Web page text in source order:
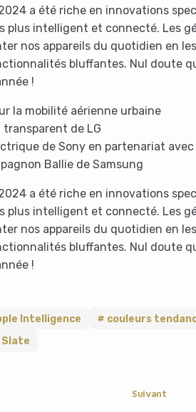
a été riche en innovations
plus intelligent et connecté. Les
nos appareils du quotidien en
bluffantes. Nul doute
!
la mobilité aérienne urbaine
de LG
de Sony en partenariat avec
Ballie de Samsung
a été riche en innovations
plus intelligent et connecté. Les
nos appareils du quotidien en
bluffantes. Nul doute
!
Intelligence couleurs
Slate
Suivant